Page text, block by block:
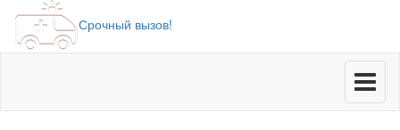
Срочный вызов!
Меню